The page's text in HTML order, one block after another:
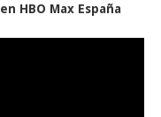
en HBO Max España